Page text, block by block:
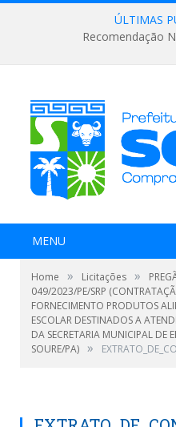
ÚLTIMAS
Recomendação
MENU
Home » Licitações »
049/2023/PE/SRP
FORNECIMENTO PRODUTOS
ESCOLAR DESTINADOS A
DA SECRETARIA MUNICIPAL
SOURE/PA) »